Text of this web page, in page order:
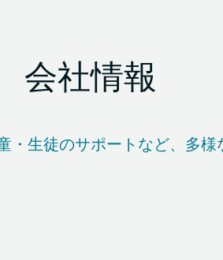
会社情報
生徒のサポートなど、多様